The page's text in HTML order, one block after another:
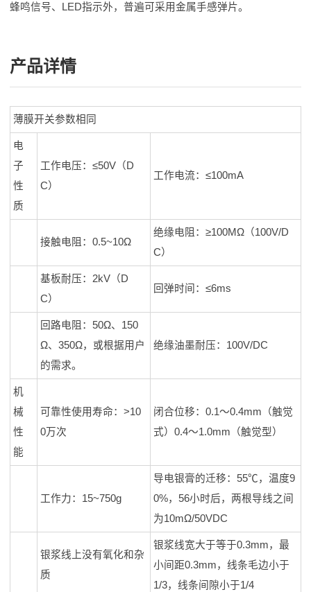
蜂鸣信号、LED指示外，普遍可采用金属手感弹片。
产品详情
薄膜开关参数相同
电
子
性
质
工作电压：≤50V（D
C）
工作电流：≤100mA
接触电阻：0.5~10Ω
绝缘电阻：≥100MΩ（100V/D
C）
基板耐压：2kV（D
C）
回弹时间：≤6ms
回路电阻：50Ω、150
Ω、350Ω，或根据用户
的需求。
绝缘油墨耐压：100V/DC
机
械
性
能
可靠性使用寿命：>10
0万次
闭合位移：0.1～0.4mm（触觉
式）0.4～1.0mm（触觉型）
工作力：15~750g
导电银膏的迁移：55℃，温度9
0%，56小时后，两根导线之间
为10mΩ/50VDC
银浆线上没有氧化和杂
质
银浆线宽大于等于0.3mm，最
小间距0.3mm，线条毛边小于
1/3，线条间隙小于1/4